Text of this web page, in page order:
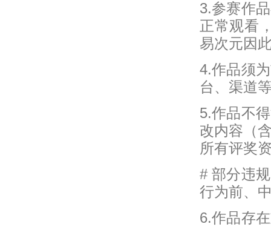
3.参赛作
正常观看
易次元因
4.作品须
台、渠道
5.作品不
改内容（
所有评奖
# 部分违
行为前、
6.作品存